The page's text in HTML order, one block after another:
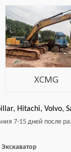
XCMG
Hitachi, Volvo,
7-15 дней после
Экскаватор